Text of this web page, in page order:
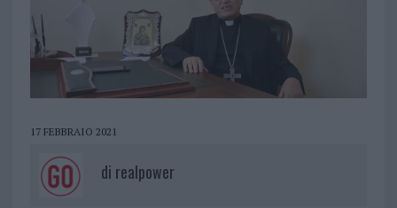
17 FEBBRAIO 2021
di realpower